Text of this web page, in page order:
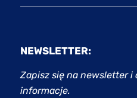
NEWSLETTER:
Zapisz się na newsletter
informacje.